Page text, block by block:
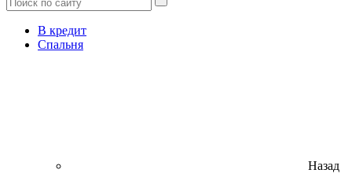
В кредит
Спальня
Назад